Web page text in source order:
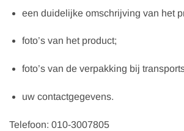
een duidelijke omschrijving van het
foto’s van het product;
foto’s van de verpakking bij
uw contactgegevens.
Telefoon: 010-3007805